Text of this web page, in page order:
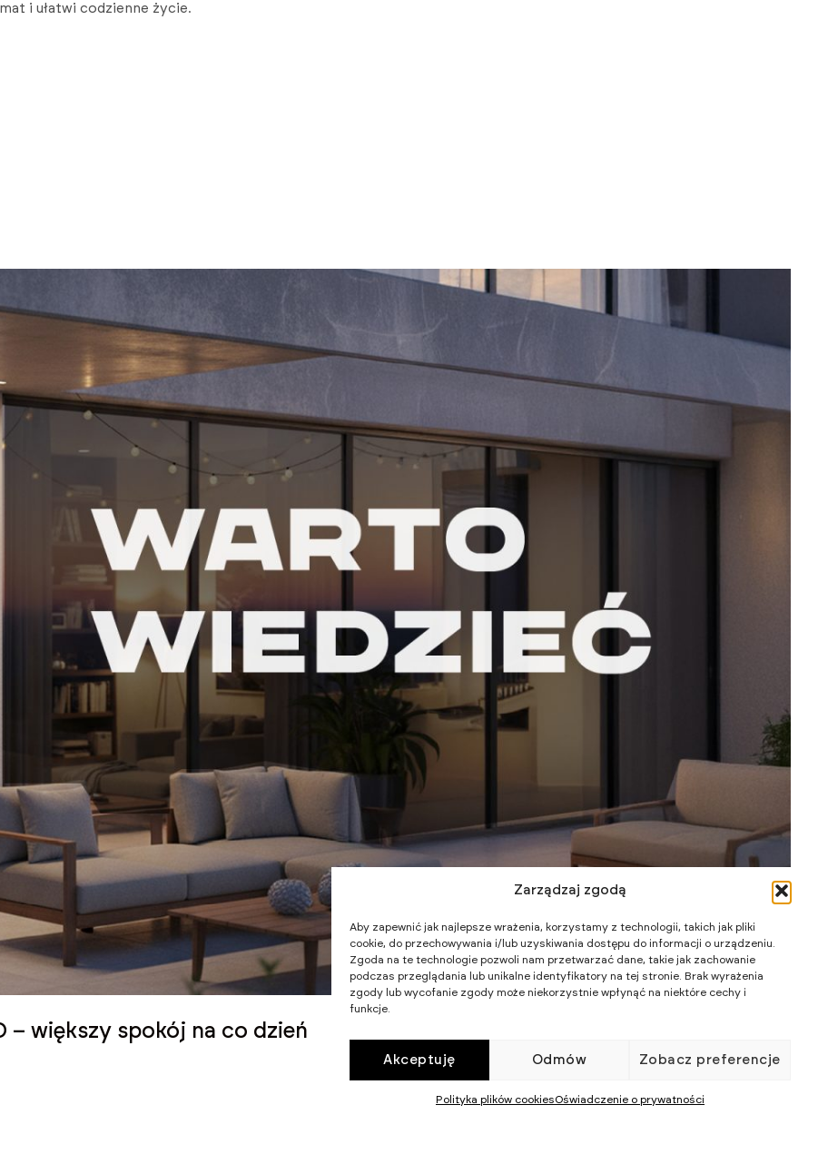
Zarządzaj zgodą
Aby zapewnić jak najlepsze wrażenia, korzystamy z technologii, takich jak pliki
cookie, do przechowywania i/lub uzyskiwania dostępu do informacji o urządzeniu.
Zgoda na te technologie pozwoli nam przetwarzać dane, takie jak zachowanie
podczas przeglądania lub unikalne identyfikatory na tej stronie. Brak wyrażenia
zgody lub wycofanie zgody może niekorzystnie wpłynąć na niektóre cechy i
funkcje.
Akceptuję Odmów Zobacz preferencje
Polityka plików cookiesOświadczenie o prywatności
i ułatwi codzienne życie.
– większy spokój na co dzień